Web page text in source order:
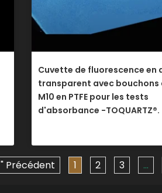
Cuvette de fluorescence en
transparent avec bouchons
M10 en PTFE pour les tests
d'absorbance -TOQUARTZ®.
" Précédent 1 2 3 …